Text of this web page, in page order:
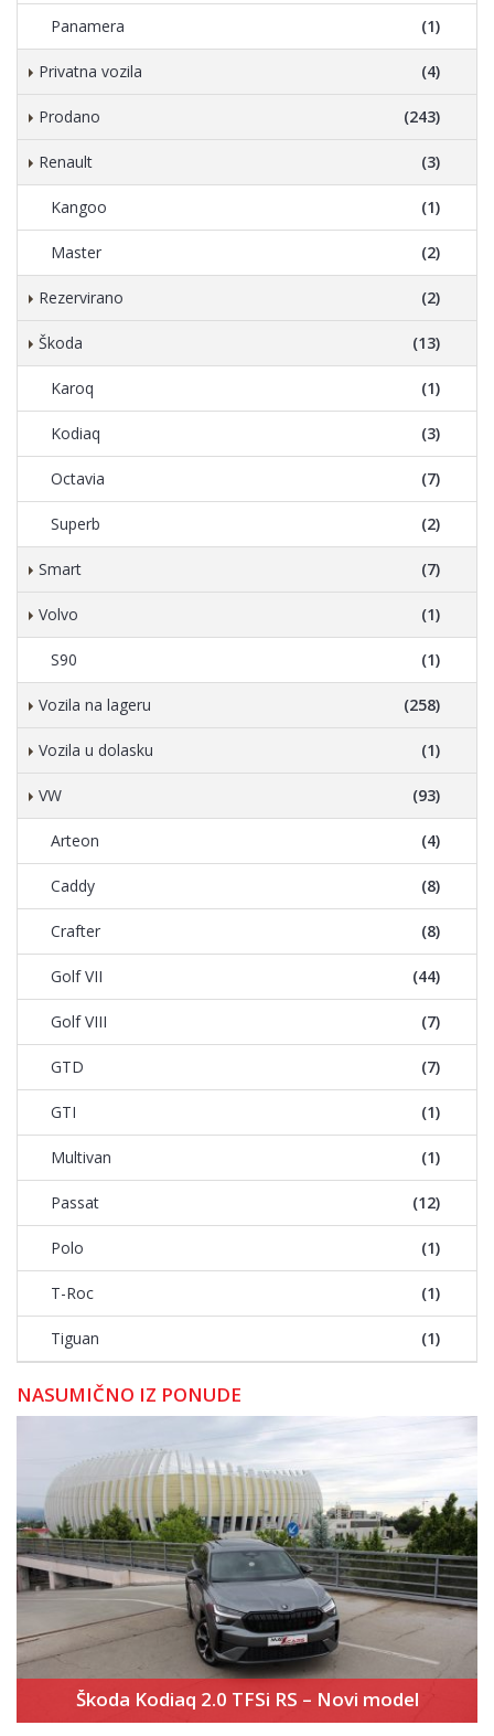
Panamera (1)
Privatna vozila (4)
Prodano (243)
Renault (3)
Kangoo (1)
Master (2)
Rezervirano (2)
Škoda (13)
Karoq (1)
Kodiaq (3)
Octavia (7)
Superb (2)
Smart (7)
Volvo (1)
S90 (1)
Vozila na lageru (258)
Vozila u dolasku (1)
VW (93)
Arteon (4)
Caddy (8)
Crafter (8)
Golf VII (44)
Golf VIII (7)
GTD (7)
GTI (1)
Multivan (1)
Passat (12)
Polo (1)
T-Roc (1)
Tiguan (1)
NASUMIČNO IZ PONUDE
Škoda Kodiaq 2.0 TFSi RS – Novi model